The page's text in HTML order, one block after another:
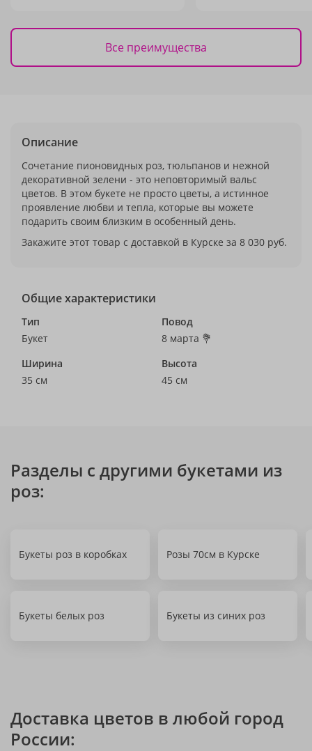
Все преимущества
Описание
Сочетание пионовидных роз, тюльпанов и нежной
декоративной зелени - это неповторимый вальс
цветов. В этом букете не просто цветы, а истинное
проявление любви и тепла, которые вы можете
подарить своим близким в особенный день.
Закажите этот товар с доставкой в Курске за 8 030 руб.
Общие характеристики
Тип
Букет
Повод
8 марта 💐
Ширина
35 см
Высота
45 см
Разделы с другими букетами из
роз:
Букеты роз в коробках Розы 70см в Курске
Букеты белых роз Букеты из синих роз
Доставка цветов в любой город
России: